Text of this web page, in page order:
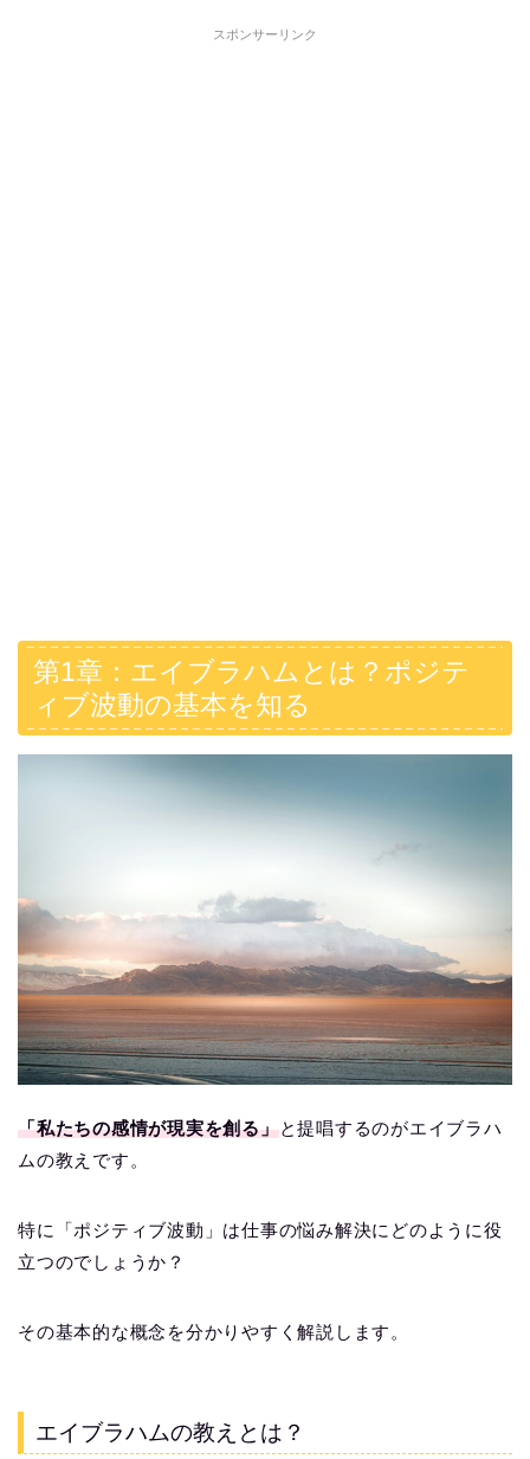
スポンサーリンク
第1章：エイブラハムとは？ポジテ
ィブ波動の基本を知る
「私たちの感情が現実を創る」と提唱するのがエイブラハ
ムの教えです。
特に「ポジティブ波動」は仕事の悩み解決にどのように役
立つのでしょうか？
その基本的な概念を分かりやすく解説します。
エイブラハムの教えとは？